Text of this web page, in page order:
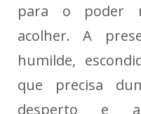
para o poder
acolher. A
humilde,
que precisa
desperto e